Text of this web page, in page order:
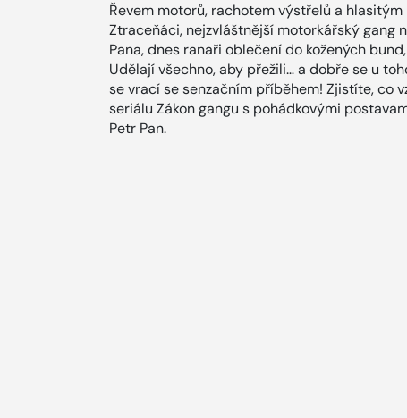
Řevem motorů, rachotem výstřelů a
Ztraceňáci, nejzvláštnější motorkářský gang
Pana, dnes ranaři oblečení do kožených
Udělají všechno, aby přežili… a dobře se u
se vrací se senzačním příběhem! Zjistíte, co
seriálu Zákon gangu s pohádkovými
Petr Pan.